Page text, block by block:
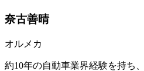
奈古善晴
オルメカ
約10年の自動車業界経験を持ち